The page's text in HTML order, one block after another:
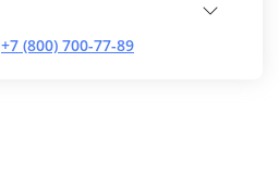
+7 (800) 700-77-89